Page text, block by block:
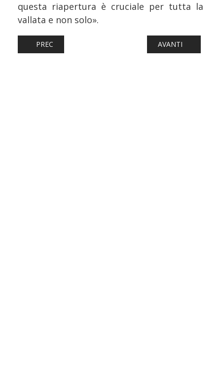
questa riapertura è cruciale per tutta la
vallata e non solo».
ARTICOLO PRECEDENTE: FERROVIE: TOSCANA, DOPO
PREC ARTICOLO
AVANTI